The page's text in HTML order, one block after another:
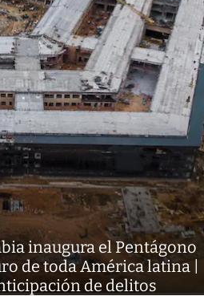
inaugura el Pentágono
de toda América latina |
de delitos